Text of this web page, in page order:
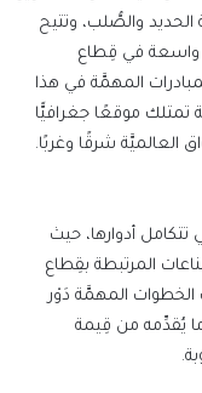
والصُّلب، وتتيح
واسعة في قِطاع
المهمَّة في هذا
موقعًا جغرافيًّا
العالميَّة شرقًا وغربًا.
أدوارها، حيث
المرتبطة بقِطاع
الخطوات المهمَّة دَوْر
يُقدِّمه من قِيمة